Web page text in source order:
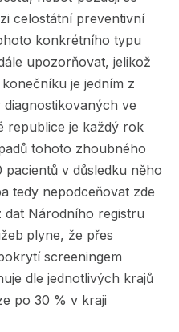
celostátní preventivní
konkrétního typu
upozorňovat, jelikož
je jedním z
ve
republice je každý rok
tohoto zhoubného
v důsledku něho
tedy nepodceňovat zde
Národního registru
plyne, že přes
screeningem
dle jednotlivých krajů
po 30 % v kraji